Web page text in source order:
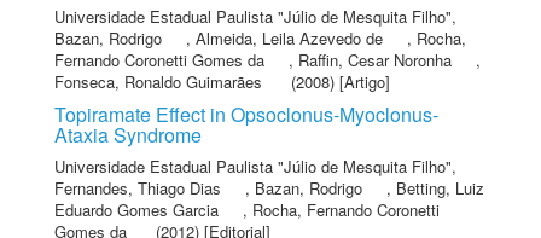
Universidade Estadual Paulista "Júlio de Mesquita Filho",
Bazan, Rodrigo
, Almeida, Leila Azevedo de , Rocha,
Fernando Coronetti Gomes da
, Raffin, Cesar Noronha
,
Fonseca, Ronaldo Guimarães
(2008) [Artigo]
Topiramate Effect in Opsoclonus-Myoclonus-
Ataxia Syndrome
Universidade Estadual Paulista "Júlio de Mesquita Filho",
Fernandes, Thiago Dias
, Bazan, Rodrigo , Betting, Luiz
Eduardo Gomes Garcia
, Rocha, Fernando Coronetti
Gomes da
(2012) [Editorial]